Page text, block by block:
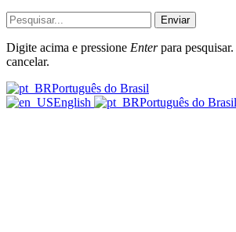
Enviar
Digite acima e pressione Enterpara pesquisar.
cancelar.
Português do Brasil
English
Português do Brasil